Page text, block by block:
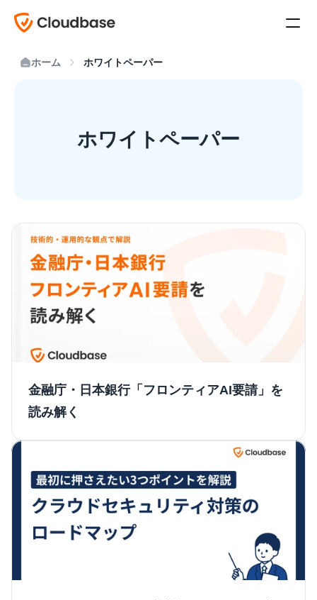
ホーム ホワイトペーパー
ホワイトペーパー
金融庁・日本銀行「フロンティアAI要請」を
読み解く